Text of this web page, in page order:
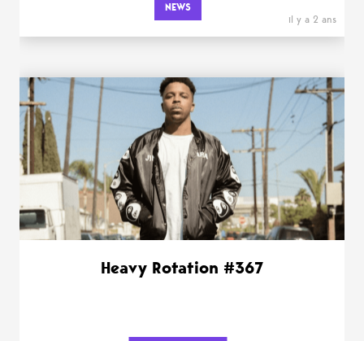
NEWS
il y a 2 ans
Heavy Rotation #367